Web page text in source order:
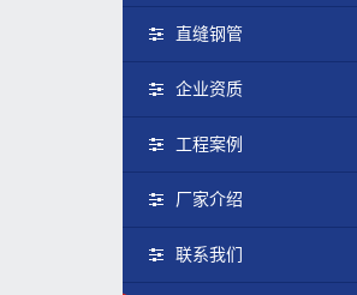
直缝钢管
企业资质
工程案例
厂家介绍
联系我们